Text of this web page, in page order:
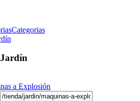
Categorias
a Explosión